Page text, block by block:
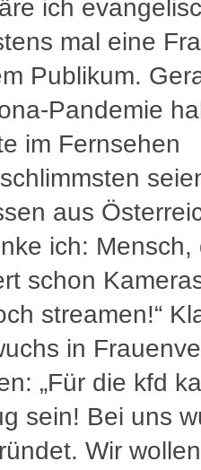
ich
mal eine
Publikum.
Pandemie
im Fernsehen
aus
ich: Mensch,
schon
streamen!“
in
„Für die kfd
sein! Bei uns
Wir